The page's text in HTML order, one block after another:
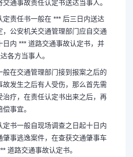
通事故责任认定书送达当事人。
定责任书一般在 *** 后三日内送达
，公安机关交通管理部门应自交通
内 *** 道路交通事故认定书，并
各方当事人。
般在交通管理部门接到报案之后的
发生之后有人受伤，那么首先需
治疗，在责任认定书出来之后，再
事宜。
定书一般自现场调查之日起十日内
肇事逃逸案件，在查获交通肇事车
道路交通事故认定书。